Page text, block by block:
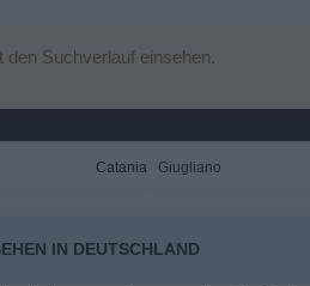
Suchverlauf einsehen.
Catania Giugliano
IN DEUTSCHLAND